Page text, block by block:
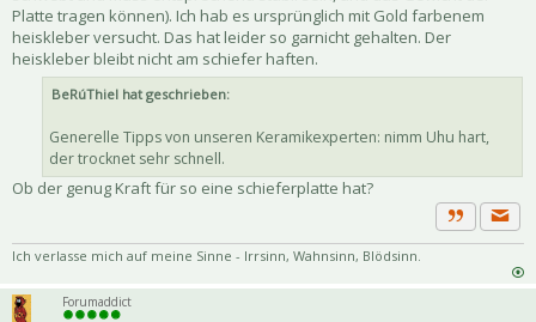
Platte tragen können). Ich hab es ursprünglich mit Gold farbenem
heiskleber versucht. Das hat leider so garnicht gehalten. Der
heiskleber bleibt nicht am schiefer haften.
BeRúThiel hat geschrieben:
Generelle Tipps von unseren Keramikexperten: nimm Uhu hart,
der trocknet sehr schnell.
Ob der genug Kraft für so eine schieferplatte hat?
Zitat
Ich verlasse mich auf meine Sinne - Irrsinn, Wahnsinn, Blödsinn.
Forumaddict